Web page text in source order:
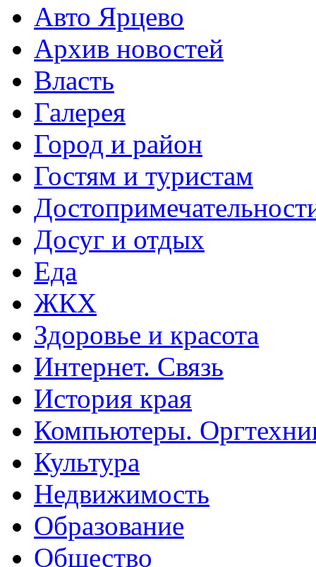
Авто Ярцево
Архив новостей
Власть
Галерея
Город и район
Гостям и туристам
Досуг и отдых
Еда
ЖКХ
Здоровье и красота
Интернет. Связь
История края
Компьютеры.
Культура
Недвижимость
Образование
Общество